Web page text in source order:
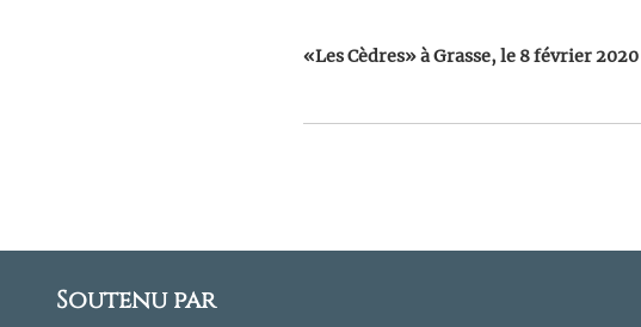
«Les Cèdres» à Grasse, le 8 février 2020
Soutenu par